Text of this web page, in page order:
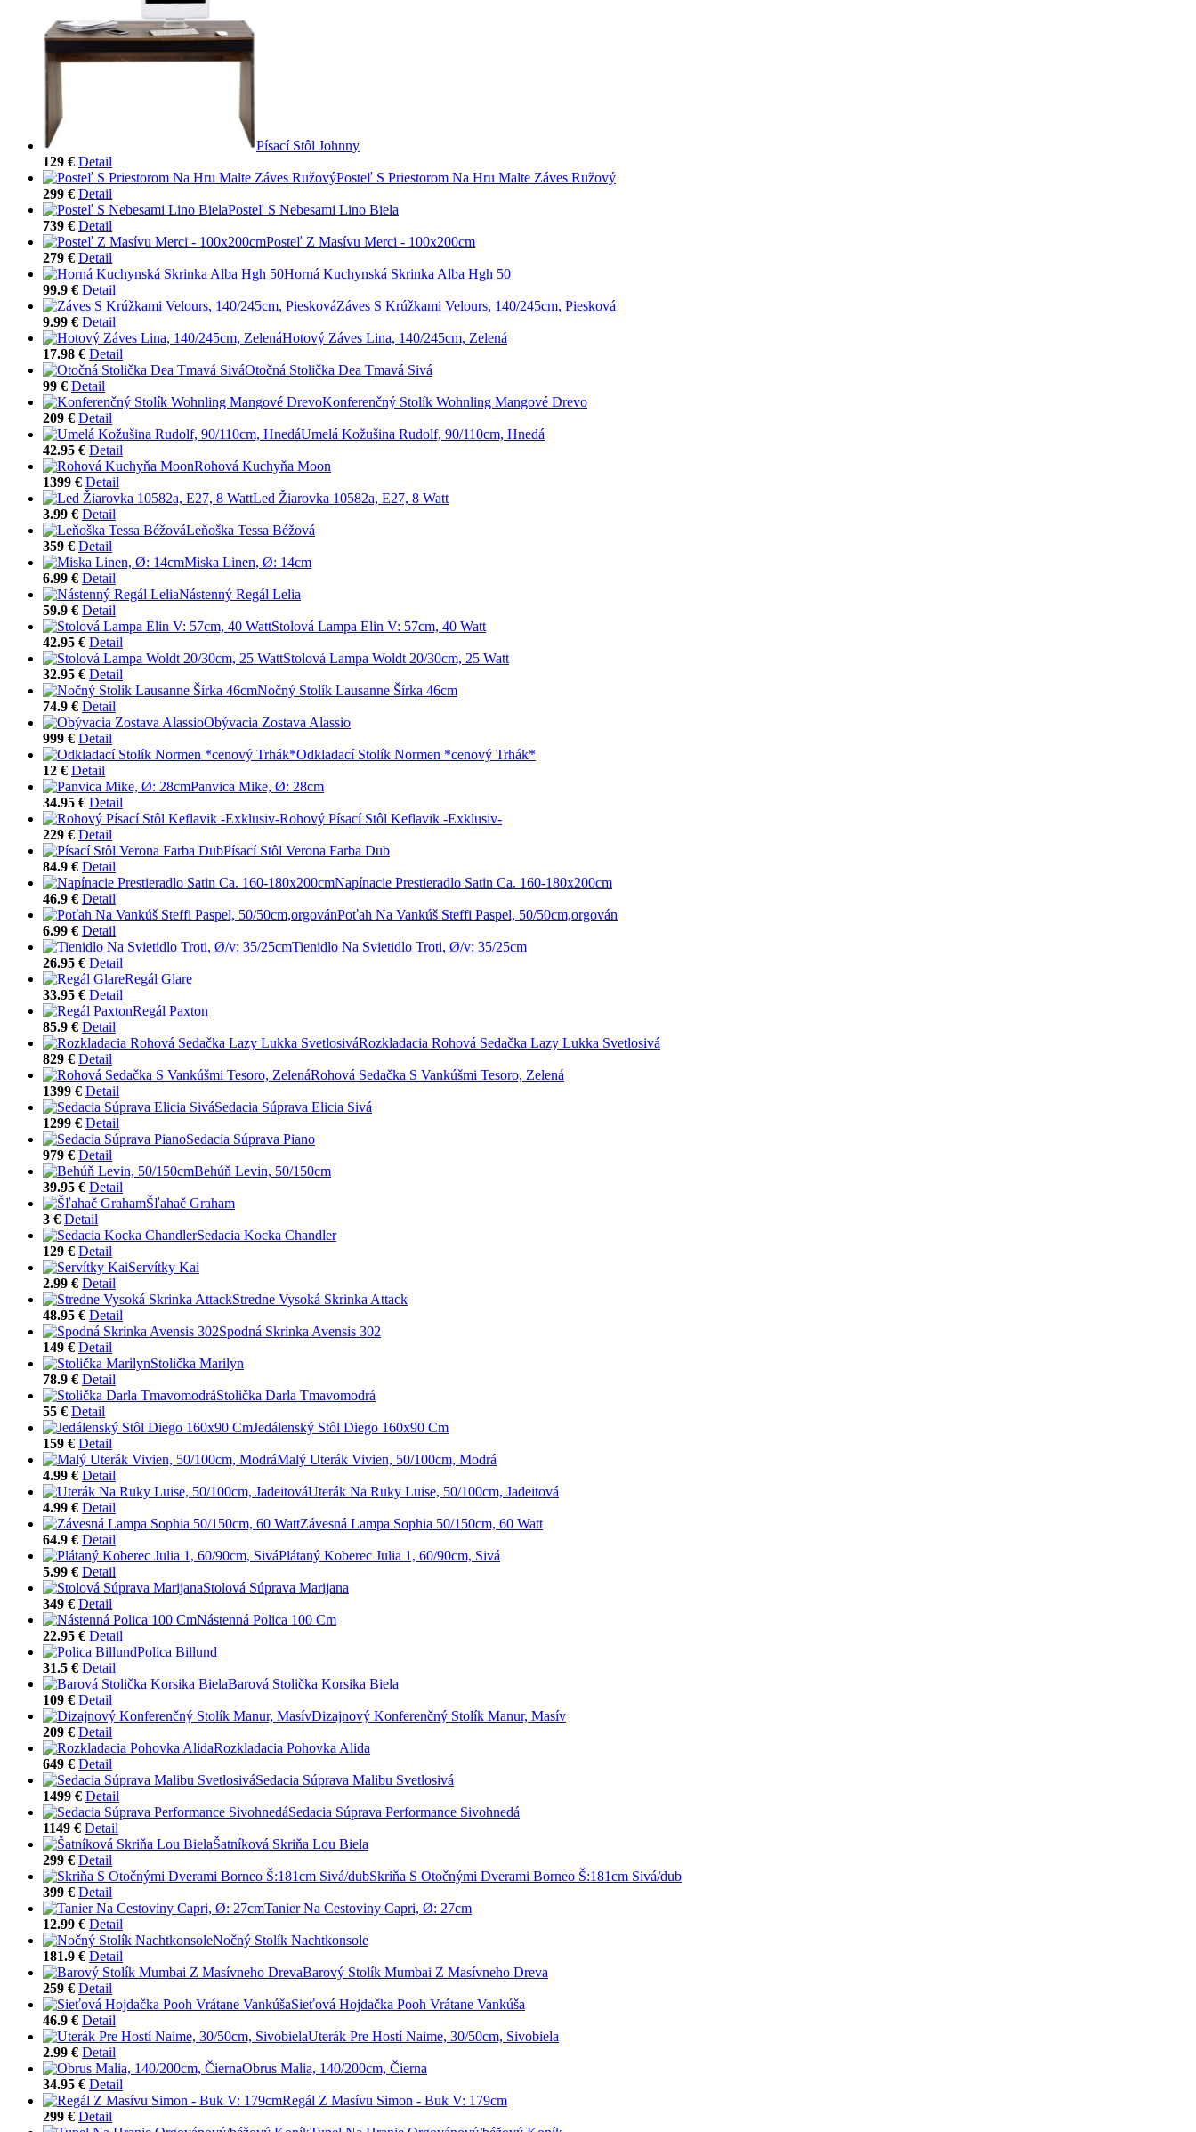
Písací Stôl Johnny
129 € Detail
Posteľ S Priestorom Na Hru Malte Záves Ružový
299 € Detail
Posteľ S Nebesami Lino Biela
739 € Detail
Posteľ Z Masívu Merci - 100x200cm
279 € Detail
Horná Kuchynská Skrinka Alba Hgh 50
99.9 € Detail
Záves S Krúžkami Velours, 140/245cm, Piesková
9.99 € Detail
Hotový Záves Lina, 140/245cm, Zelená
17.98 € Detail
Otočná Stolička Dea Tmavá Sivá
99 € Detail
Konferenčný Stolík Wohnling Mangové Drevo
209 € Detail
Umelá Kožušina Rudolf, 90/110cm, Hnedá
42.95 € Detail
Rohová Kuchyňa Moon
1399 € Detail
Led Žiarovka 10582a, E27, 8 Watt
3.99 € Detail
Leňoška Tessa Béžová
359 € Detail
Miska Linen, Ø: 14cm
6.99 € Detail
Nástenný Regál Lelia
59.9 € Detail
Stolová Lampa Elin V: 57cm, 40 Watt
42.95 € Detail
Stolová Lampa Woldt 20/30cm, 25 Watt
32.95 € Detail
Nočný Stolík Lausanne Šírka 46cm
74.9 € Detail
Obývacia Zostava Alassio
999 € Detail
Odkladací Stolík Normen *cenový Trhák*
12 € Detail
Panvica Mike, Ø: 28cm
34.95 € Detail
Rohový Písací Stôl Keflavik -Exklusiv-
229 € Detail
Písací Stôl Verona Farba Dub
84.9 € Detail
Napínacie Prestieradlo Satin Ca. 160-180x200cm
46.9 € Detail
Poťah Na Vankúš Steffi Paspel, 50/50cm,orgován
6.99 € Detail
Tienidlo Na Svietidlo Troti, Ø/v: 35/25cm
26.95 € Detail
Regál Glare
33.95 € Detail
Regál Paxton
85.9 € Detail
Rozkladacia Rohová Sedačka Lazy Lukka Svetlosivá
829 € Detail
Rohová Sedačka S Vankúšmi Tesoro, Zelená
1399 € Detail
Sedacia Súprava Elicia Sivá
1299 € Detail
Sedacia Súprava Piano
979 € Detail
Behúň Levin, 50/150cm
39.95 € Detail
Šľahač Graham
3 € Detail
Sedacia Kocka Chandler
129 € Detail
Servítky Kai
2.99 € Detail
Stredne Vysoká Skrinka Attack
48.95 € Detail
Spodná Skrinka Avensis 302
149 € Detail
Stolička Marilyn
78.9 € Detail
Stolička Darla Tmavomodrá
55 € Detail
Jedálenský Stôl Diego 160x90 Cm
159 € Detail
Malý Uterák Vivien, 50/100cm, Modrá
4.99 € Detail
Uterák Na Ruky Luise, 50/100cm, Jadeitová
4.99 € Detail
Závesná Lampa Sophia 50/150cm, 60 Watt
64.9 € Detail
Plátaný Koberec Julia 1, 60/90cm, Sivá
5.99 € Detail
Stolová Súprava Marijana
349 € Detail
Nástenná Polica 100 Cm
22.95 € Detail
Polica Billund
31.5 € Detail
Barová Stolička Korsika Biela
109 € Detail
Dizajnový Konferenčný Stolík Manur, Masív
209 € Detail
Rozkladacia Pohovka Alida
649 € Detail
Sedacia Súprava Malibu Svetlosivá
1499 € Detail
Sedacia Súprava Performance Sivohnedá
1149 € Detail
Šatníková Skriňa Lou Biela
299 € Detail
Skriňa S Otočnými Dverami Borneo Š:181cm Sivá/dub
399 € Detail
Tanier Na Cestoviny Capri, Ø: 27cm
12.99 € Detail
Nočný Stolík Nachtkonsole
181.9 € Detail
Barový Stolík Mumbai Z Masívneho Dreva
259 € Detail
Sieťová Hojdačka Pooh Vrátane Vankúša
46.9 € Detail
Uterák Pre Hostí Naime, 30/50cm, Sivobiela
2.99 € Detail
Obrus Malia, 140/200cm, Čierna
34.95 € Detail
Regál Z Masívu Simon - Buk V: 179cm
299 € Detail